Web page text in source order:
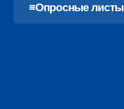
Опросные листы